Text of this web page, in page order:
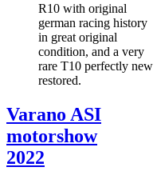
R10 with original
german racing history
in great original
condition, and a very
rare T10 perfectly new
restored.
Varano ASI
motorshow
2022